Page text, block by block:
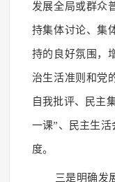
发展全局或群众
持集体讨论、集
持的良好氛围，
治生活准则和党
自我批评、民主
一课”、民主生活
度。
三是明确发